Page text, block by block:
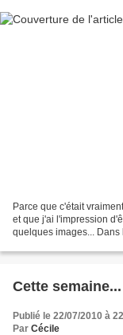
Parce que c'était
et que j'ai l'impression
quelques images... Dans
Cette
Publié le 22/07/2010 à
Par Cécile